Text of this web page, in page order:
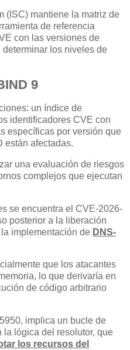
(ISC) mantiene la matriz de
de referencia
con las versiones de
los niveles de
9
un índice de
identificadores CVE con
específicas por versión que
están afectadas.
una evaluación de riesgos
complejos que ejecutan
se encuentra el CVE-2026-
posterior a la liberación
implementación de DNS-
que los atacantes
lo que derivaría en
de código arbitrario
implica un bucle de
la lógica del resolutor, que
los recursos del